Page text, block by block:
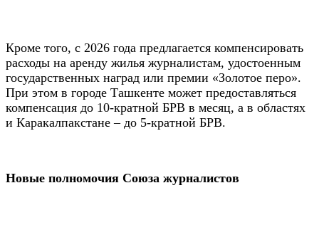
Кроме того, с 2026 года предлагается компенсировать
расходы на аренду жилья журналистам, удостоенным
государственных наград или премии «Золотое перо».
При этом в городе Ташкенте может предоставляться
компенсация до 10-кратной БРВ в месяц, а в областях
и Каракалпакстане – до 5-кратной БРВ.
Новые полномочия Союза журналистов